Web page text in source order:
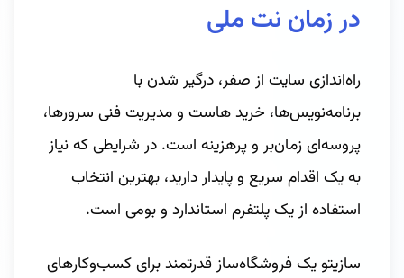
در زمان نت ملی
راه‌اندازی سایت از صفر، درگیر شدن با
برنامه‌نویس‌ها، خرید هاست و مدیریت فنی سرورها،
پروسه‌ای زمان‌بر و پرهزینه است. در شرایطی که نیاز
به یک اقدام سریع و پایدار دارید، بهترین انتخاب
استفاده از یک پلتفرم استاندارد و بومی است.
سازیتو یک فروشگاه‌ساز قدرتمند برای کسب‌وکارهای